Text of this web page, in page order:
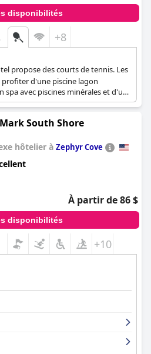
disponibilités
+8
propose des courts de tennis. Les
d'une piscine lagon
spa avec piscines minérales et d'un
de 18 trous est disponible.
South Shore
hôtelier à Zephyr Cove
À partir de 86 $
disponibilités
+10